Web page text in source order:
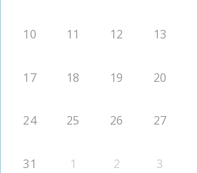
10 11 12 13
17 18 19 20
24 25 26 27
31 1 2 3